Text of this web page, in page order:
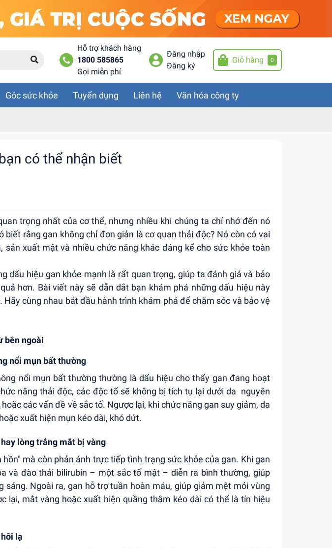
Hỗ trợ khách hàng
1800 585865
Gọi miễn phí
Đăng nhập
Đăng ký
Giỏ hàng 0
Góc sức khỏe Tuyển dụng Liên hệ Văn hóa công ty
có thể nhận biết
trọng nhất của cơ thể, nhưng nhiều khi chúng ta chỉ nhớ đến nó
biết rằng gan không chỉ đơn giản là cơ quan thải độc? Nó còn có vai
sản xuất mật và nhiều chức năng khác đáng kể cho sức khỏe toàn
dấu hiệu gan khỏe mạnh là rất quan trọng, giúp ta đánh giá và bảo
hơn. Bài viết này sẽ dẫn dắt bạn khám phá những dấu hiệu này
cùng nhau bắt đầu hành trình khám phá để chăm sóc và bảo vệ
bên ngoài
nổi mụn bất thường
nổi mụn bất thường thường là dấu hiệu cho thấy gan đang hoạt
năng thải độc, các độc tố sẽ không bị tích tụ lại dưới da nguyên
các vấn đề về sắc tố. Ngược lại, khi chức năng gan suy giảm, da
xuất hiện mụn kéo dài, khó dứt.
lòng trắng mắt bị vàng
mà còn phản ánh trực tiếp tình trạng sức khỏe của gan. Khi gan
và đào thải bilirubin – một sắc tố mật – diễn ra bình thường, giúp
Ngoài ra, gan hỗ trợ tuần hoàn máu, giúp giảm mệt mỏi vùng
lại, mắt vàng hoặc xuất hiện quầng thâm kéo dài có thể là tín hiệu
lạ